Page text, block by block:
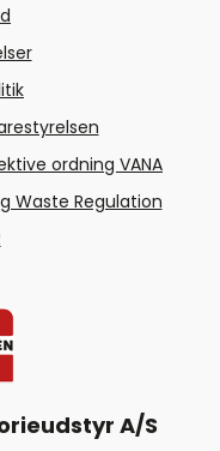
ordning VANA
Waste Regulation
A/S